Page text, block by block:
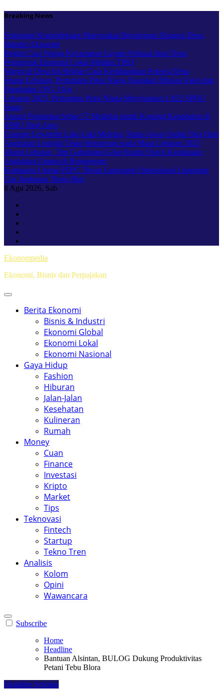
Skip
content
Breaking News
Semangat Kemerdekaan Masyarakat Bojonegoro Bangun Desa
Mandiri Ekonomi
Begini Cara Warga Kecamatan Gayam Perkuat Ikon Desa
Penggerak Ekonomi Lokal Melalui TPID
Warga di Desa Ini Belajar Cara Kembangkan Potensi Desa
Jelang Lebaran, Pertamina Patra Niaga Siagakan Ribuan Agen dan
Pangkalan LPG 3 Kg
Lebaran 2025, Pertamina Patra Niaga Menyiapkan 1.832 SPBU
Siaga
Aman! Pertamina Sebar 57 Modular untuk Kurangi Kepadatan di
SPBU Rest Area
Gunung Lewotobi Laki-Laki Meletus, Status Awas Sudah Dua Hari
Angkutan Logistik Tetap Beroperasi pada Masa Lebaran 2025
Jelang Lebaran, Tim Gabungan Gelar Ramp Check Kendaraan
Angkutan Umum di Bojonegoro
Komisaris Utama PEPC Tinjau Langsung Operasional Lapangan
Gas Jambaran Tiung Biru
8 Agu 2026, Sab
Ekonompedia
Ekonomi, Bisnis dan Perpajakan
Berita Ekonomi
Bisnis & Industri
Ekonomi Global
Ekonomi Lokal
Ekonomi Nasional
Gaya Hidup
Fashion
Hiburan
Jalan-Jalan
Kesehatan
Kulineran
Rumah
Money
Cuan
Finance
Investasi
Kripto
Market
Tips
Teknovasi
Fintech
Startup
Tekno Tren
Analisis
Kolom
Opini
Wawancara
Subscribe
Home
Headline
Bantuan Alsintan, BULOG Dukung Produktivitas
Petani Tebu Blora
Headline Sorotan